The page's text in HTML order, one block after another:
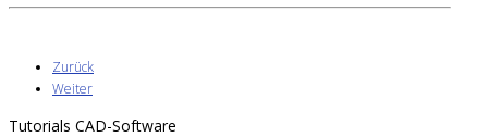
Zurück
Weiter
Tutorials CAD-Software